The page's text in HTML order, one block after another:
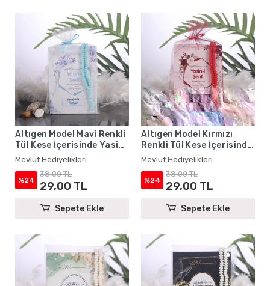
Altıgen Model Mavi Renkli
Tül Kese İçerisinde Yasin
Kitabı ve Tesbih - Mevlüt
Hediyelikleri
Mevlüt Hediyelikleri
%24
38,00 TL
29,00 TL
Sepete Ekle
Altıgen Model Kırmızı
Renkli Tül Kese İçerisinde
Yasin Kitabı ve Tesbih -
Mevlüt Hediyelikleri
Mevlüt Hediyelikleri
%24
38,00 TL
29,00 TL
Sepete Ekle